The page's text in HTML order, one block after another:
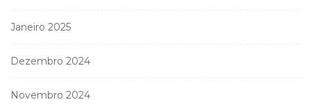
Janeiro 2025
Dezembro 2024
Novembro 2024